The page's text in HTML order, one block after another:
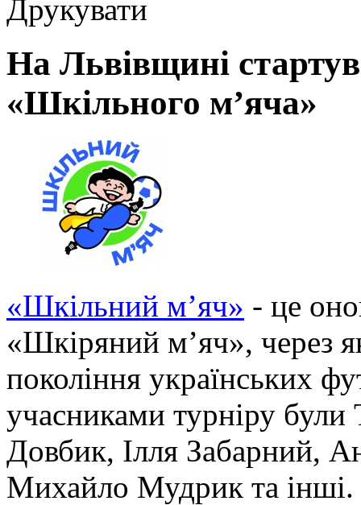
Друкувати
На Львівщині
«Шкільного м’яча»
«Шкільний м’яч» - це
«Шкіряний м’яч», через
покоління українських
учасниками турніру
Довбик, Ілля Забарний,
Михайло Мудрик та інші.